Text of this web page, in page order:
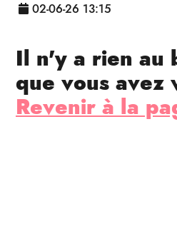
02-06-26 13:15
Il n'y a rien au
que vous avez
Revenir à la